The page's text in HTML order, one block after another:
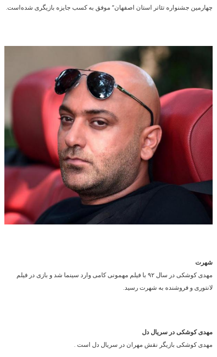
چهارمین جشنواره تئاتر استان اصفهان” موفق به کسب جایزه بازیگری شده‌است.
شهرت
مهدی کوشکی در سال ۹۲ با فیلم مهمونی کامی وارد سینما شد و بازی در فیلم
لانتوری و فروشنده به شهرت رسید.
مهدی کوشکی در سریال دل
مهدی کوشکی بازیگر نقش مهران در سریال دل است .